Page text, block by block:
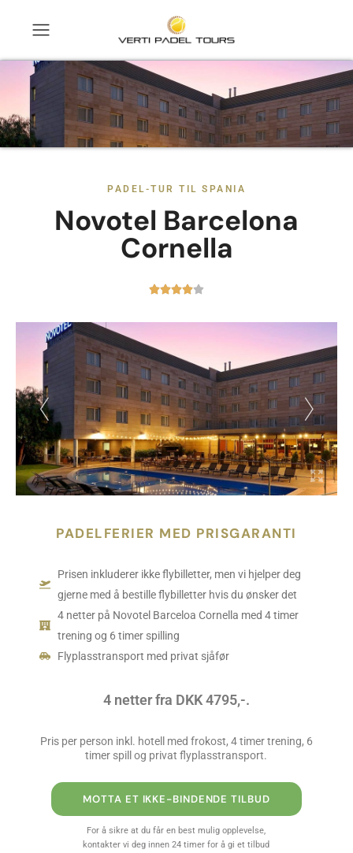
PADEL-TUR TIL SPANIA
Novotel Barcelona
Cornella
PADELFERIER MED PRISGARANTI
Prisen inkluderer ikke flybilletter, men vi hjelper deg
gjerne med å bestille flybilletter hvis du ønsker det
4 netter på Novotel Barceloa Cornella med 4 timer
trening og 6 timer spilling
Flyplasstransport med privat sjåfør
4 netter fra DKK 4795,-.
Pris per person inkl. hotell med frokost, 4 timer trening, 6
timer spill og privat flyplasstransport.
MOTTA ET IKKE-BINDENDE TILBUD
For å sikre at du får en best mulig opplevelse,
kontakter vi deg innen 24 timer for å gi et tilbud